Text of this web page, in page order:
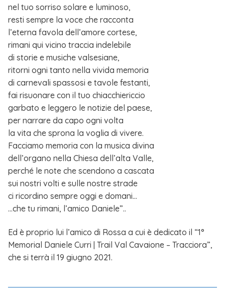
nel tuo sorriso solare e luminoso,
resti sempre la voce che racconta
l’eterna favola dell’amore cortese,
rimani qui vicino traccia indelebile
di storie e musiche valsesiane,
ritorni ogni tanto nella vivida memoria
di carnevali spassosi e tavole festanti,
fai risuonare con il tuo chiacchiericcio
garbato e leggero le notizie del paese,
per narrare da capo ogni volta
la vita che sprona la voglia di vivere.
Facciamo memoria con la musica divina
dell’organo nella Chiesa dell’alta Valle,
perché le note che scendono a cascata
sui nostri volti e sulle nostre strade
ci ricordino sempre oggi e domani…
…che tu rimani, l’amico Daniele”..
Ed è proprio lui l’amico di Rossa a cui è dedicato il “1°
Memorial Daniele Curri | Trail Val Cavaione – Tracciora”,
che si terrà il 19 giugno 2021.